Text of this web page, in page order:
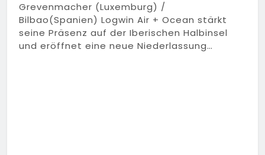
Grevenmacher (Luxemburg) /
Bilbao(Spanien) Logwin Air + Ocean stärkt
seine Präsenz auf der Iberischen Halbinsel
und eröffnet eine neue Niederlassung…